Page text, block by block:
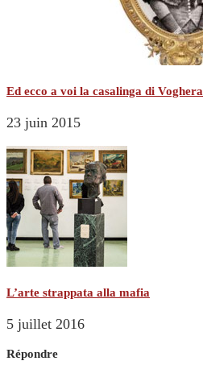
Ed ecco a voi la casalinga di Voghera
23 juin 2015
L’arte strappata alla mafia
5 juillet 2016
Répondre